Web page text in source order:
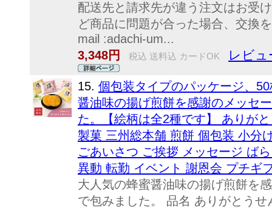
配送先と請求先が違う注文はお受
ど商品に問題が合った場合、交換
mail :adachi-um...
3,348円
税込 送料込 カードOK レビュ
15. 個包装タイプのパッケージ、
醤油味の揚げ煎餅を感謝のメッセ
た。【絵柄は全2種です】 ありが
製菓 三州総本舗 煎餅 個包装 小分
ごあいさつ ご挨拶 メッセージ ば
異動 転勤 イベント 謝恩会 プチギ
大人気の蜂蜜醤油味の揚げ煎餅を
で包みました。 品名 ありがとう